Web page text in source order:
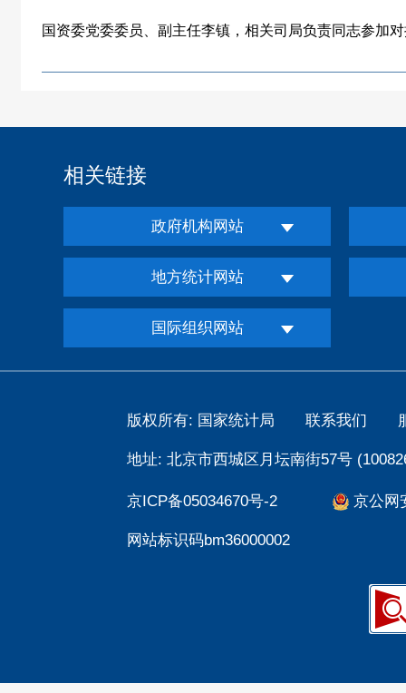
国资委党委委员、副主任李镇，相关司局负责同志参加
相关链接
政府机构网站
地方统计网站
国际组织网站
版权所有: 国家统计局 联系我们
地址: 北京市西城区月坛南街57号
京ICP备05034670号-2 京公网
网站标识码bm36000002